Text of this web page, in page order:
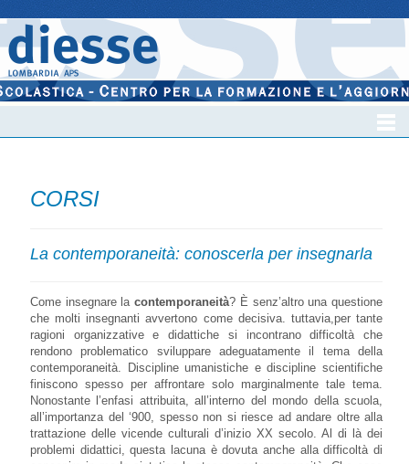
CORSI
La contemporaneità: conoscerla per insegnarla
Come insegnare lacontemporaneità? È senz’altro una questione
che molti insegnanti avvertono come decisiva. tuttavia,per tante
ragioni organizzative e didattiche si incontrano difficoltà che
rendono problematico sviluppare adeguatamente il tema della
contemporaneità. Discipline umanistiche e discipline scientifiche
finiscono spesso per affrontare solo marginalmente tale tema.
Nonostante l’enfasi attribuita, all’interno del mondo della scuola,
all’importanza del ‘900, spesso non si riesce ad andare oltre alla
trattazione delle vicende culturali d’inizio XX secolo. Al di là dei
problemi didattici, questa lacuna è dovuta anche alla difficoltà di